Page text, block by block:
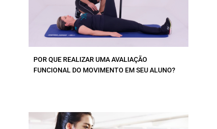
POR QUE REALIZAR UMA AVALIAÇÃO
FUNCIONAL DO MOVIMENTO EM SEU ALUNO?